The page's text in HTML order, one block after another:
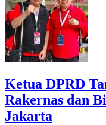
Ketua DPRD
Rakernas dan
Jakarta